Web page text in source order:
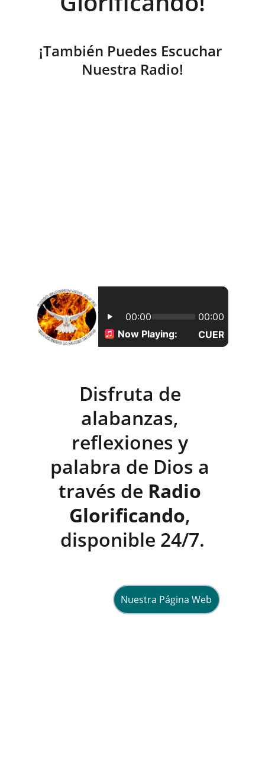
¡También Puedes Escuchar
Nuestra Radio!
Disfruta de
alabanzas,
reflexiones y
palabra de Dios a
través de Radio
Glorificando,
disponible 24/7.
Nuestra Página Web